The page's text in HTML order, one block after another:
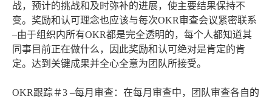
战，预计的挑战和及时弥补的进展，使主要结果保持不
变。奖励和认可理念也应该与每次OKR审查会议紧密联系
–由于组织内所有OKR都是完全透明的，每个人都知道其
同事目前正在做什么，因此奖励和认可绝对是肯定的肯
定。达到关键成果并全心全意为团队所接受。
OKR跟踪＃3 –每月审查：在每月审查中，团队审查各自的